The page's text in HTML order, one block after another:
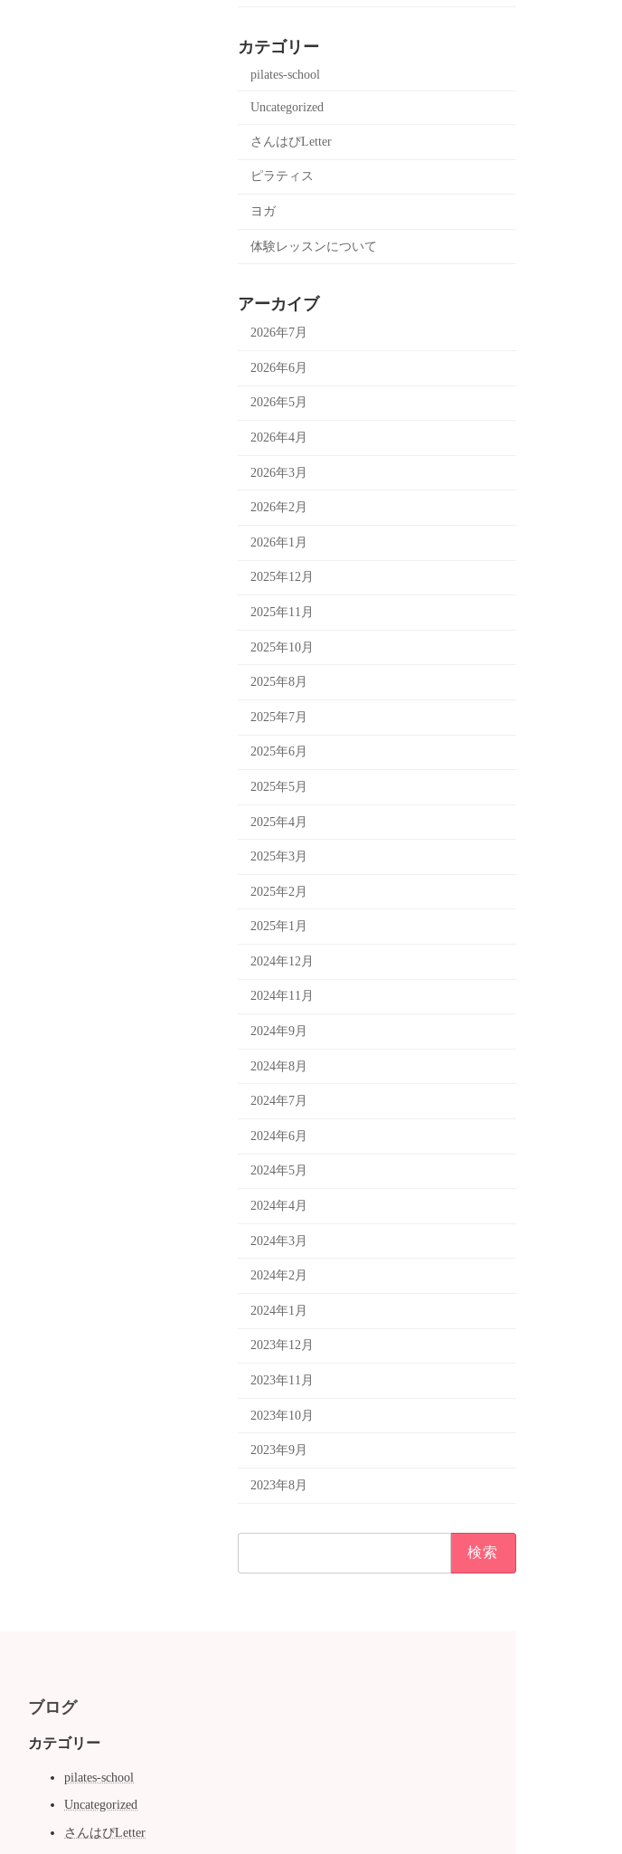
カテゴリー
pilates-school
Uncategorized
さんはぴLetter
ピラティス
ヨガ
体験レッスンについて
アーカイブ
2026年7月
2026年6月
2026年5月
2026年4月
2026年3月
2026年2月
2026年1月
2025年12月
2025年11月
2025年10月
2025年8月
2025年7月
2025年6月
2025年5月
2025年4月
2025年3月
2025年2月
2025年1月
2024年12月
2024年11月
2024年9月
2024年8月
2024年7月
2024年6月
2024年5月
2024年4月
2024年3月
2024年2月
2024年1月
2023年12月
2023年11月
2023年10月
2023年9月
2023年8月
ブログ
カテゴリー
pilates-school
Uncategorized
さんはぴLetter